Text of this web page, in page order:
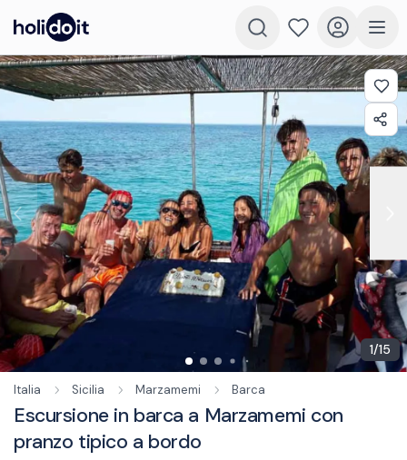
1/15
Italia Sicilia Marzamemi Barca
Escursione in barca a Marzamemi con
pranzo tipico a bordo